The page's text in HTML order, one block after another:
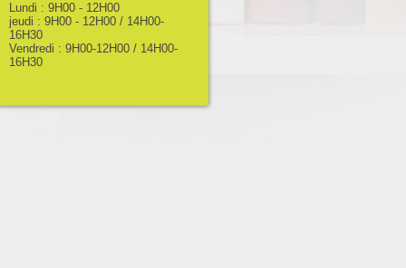
Lundi : 9H00 - 12H00
jeudi : 9H00 - 12H00 / 14H00-
16H30
Vendredi : 9H00-12H00 / 14H00-
16H30